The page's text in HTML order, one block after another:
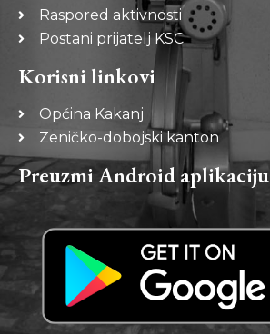
Raspored aktivnosti
Postani prijatelj KSC
Korisni linkovi
Općina Kakanj
Zeničko-dobojski kanton
Preuzmi Android aplikaciju